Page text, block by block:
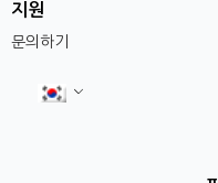
지원
문의하기